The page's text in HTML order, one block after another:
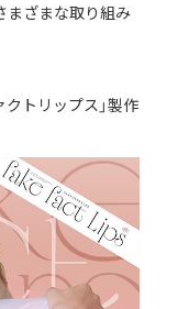
まざまな取り組み
トリップス」製作